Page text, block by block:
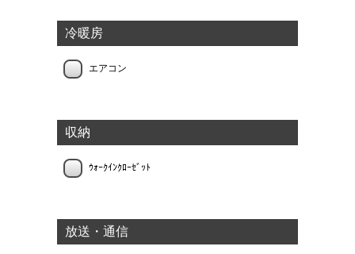
冷暖房
エアコン
収納
ｳｫｰｸｲﾝｸﾛｰｾﾞｯﾄ
放送・通信